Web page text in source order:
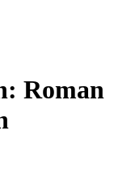
Roman